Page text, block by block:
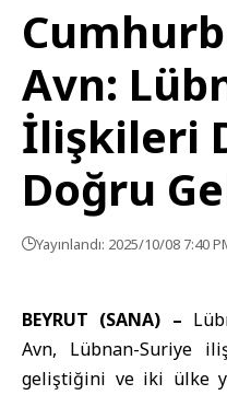
Avn:
İlişkileri
Doğru
Yayınlandı: 2025/10/08 7:40
BEYRUT (SANA) –
Avn, Lübnan-Suriye
geliştiğini ve iki ülke